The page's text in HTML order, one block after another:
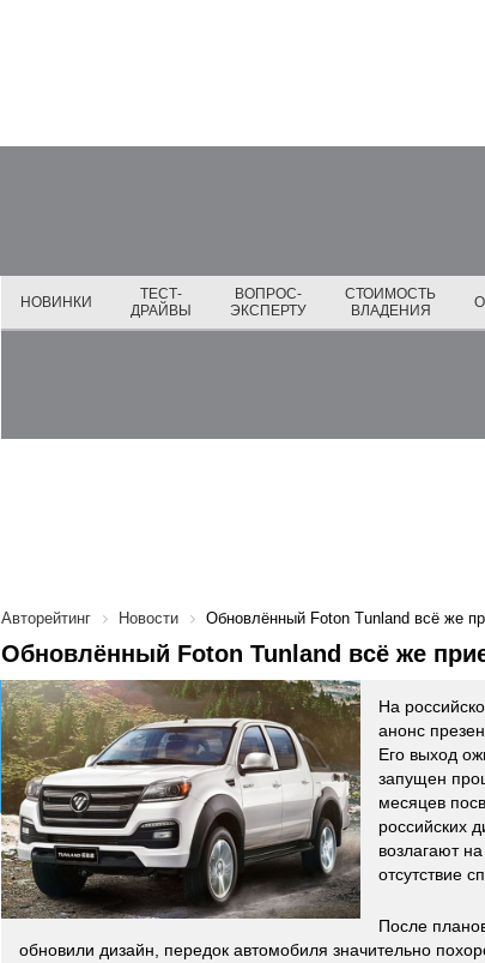
НОВИНКИ
ТЕСТ-
ДРАЙВЫ
ВОПРОС-
ЭКСПЕРТУ
СТОИМОСТЬ
ВЛАДЕНИЯ
Авторейтинг Новости Обновлённый Foton Tunland всё же
Обновлённый Foton Tunland всё же
На
анонс
Его выход
запущен
месяцев
российских
возлагают
отсутствие
После
обновили дизайн, передок автомобиля значительно